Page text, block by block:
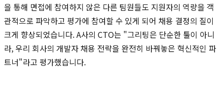
을 통해 면접에 참여하지 않은 다른 팀원들도 지원자의 역량을 객
관적으로 파악하고 평가에 참여할 수 있게 되어 채용 결정의 질이
크게 향상되었습니다. A사의 CTO는 "그리팅은 단순한 툴이 아니
라, 우리 회사의 개발자 채용 전략을 완전히 바꿔놓은 혁신적인 파
트너"라고 평가했습니다.